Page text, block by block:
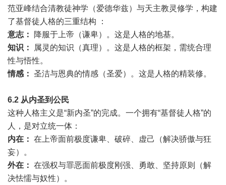
范亚峰结合清教徒神学（爱德华兹）与天主教灵修学，构建
了基督徒人格的三重结构 ：
意志：
降服于上帝（谦卑）。这是人格的地基。
知识：
属灵的知识（真理）。这是人格的框架，需统合理
性与悟性。
情感： 圣洁与恩典的情感（圣爱）。这是人格的精装修。
6.2 从内圣到公民
这种人格主义是“新内圣”的完成。一个拥有“基督徒人格”的
人，是对立统一体：
内在： 在上帝面前极度谦卑、破碎、虚己（解决骄傲与狂
妄）。
外在： 在强权与罪恶面前极度刚强、勇敢、坚持原则（解
决怯懦与奴性）。